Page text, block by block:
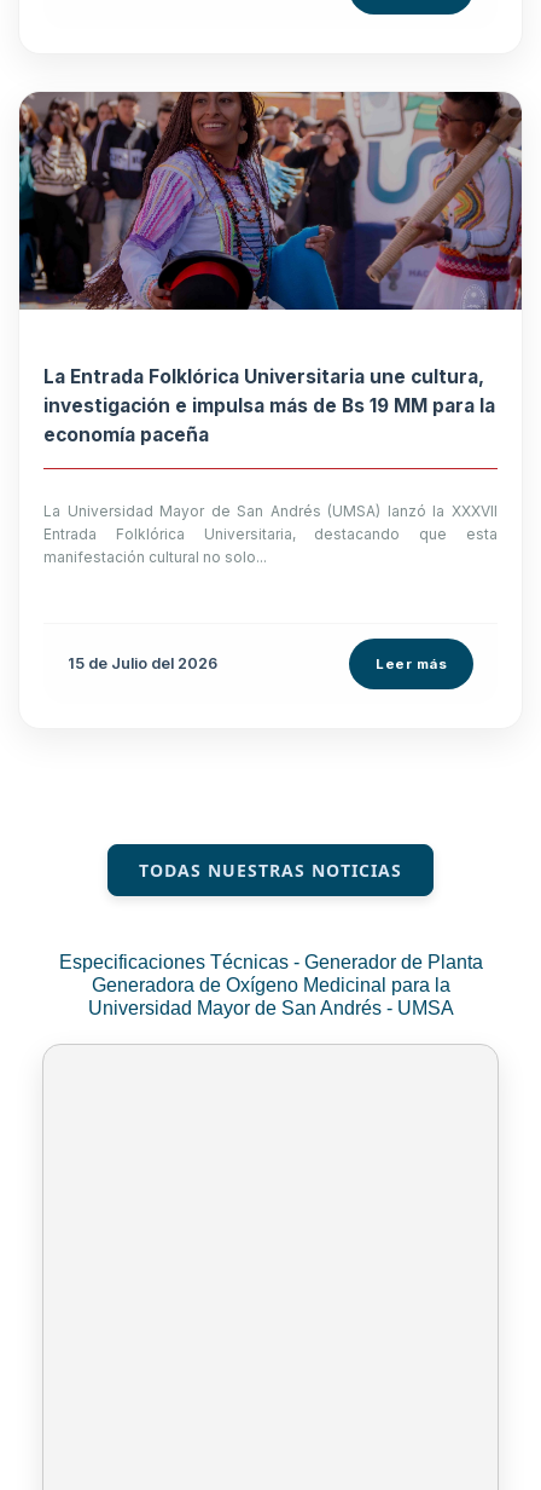
La Entrada Folklórica Universitaria une cultura,
investigación e impulsa más de Bs 19 MM para la
economía paceña
La Universidad Mayor de San Andrés (UMSA) lanzó la XXXVII
Entrada Folklórica Universitaria, destacando que esta
manifestación cultural no solo...
15 de Julio del 2026 Leer más
TODAS NUESTRAS NOTICIAS
Especificaciones Técnicas - Generador de Planta
Generadora de Oxígeno Medicinal para la
Universidad Mayor de San Andrés - UMSA